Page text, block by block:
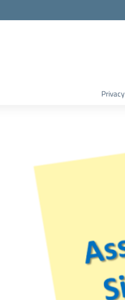
Privacy